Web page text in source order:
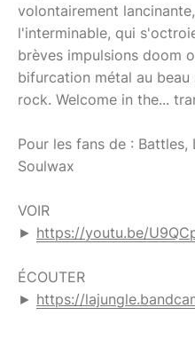
volontairement
l'interminable, qui
brèves impulsions doom
bifurcation métal au
rock. Welcome in the...
Pour les fans de : Battles,
Soulwax
VOIR
► https://youtu.be/
ÉCOUTER
► https://